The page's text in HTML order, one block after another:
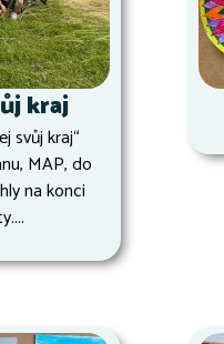
kraj
svůj kraj“
MAP, do
na konci